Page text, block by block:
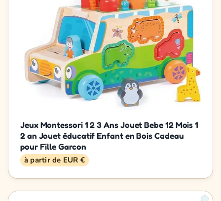
Jeux Montessori 1 2 3 Ans Jouet Bebe 12 Mois 1
2 an Jouet éducatif Enfant en Bois Cadeau
pour Fille Garcon
à partir de EUR €